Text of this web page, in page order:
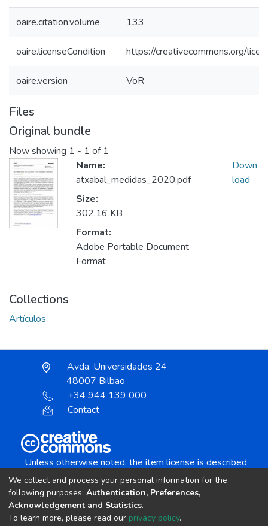
oaire.citation.volume 133
oaire.licenseCondition https://creativecommons.org/
oaire.version VoR
Files
Original bundle
Now showing 1 - 1 of 1
Name:
atxabal_medidas_2020.pdf
Size:
302.16 KB
Format:
Adobe Portable Document
Format
Down
load
Collections
Artículos
Avda. Universidades 24
48007 Bilbao
+34 944 139 000
Contact
Unless otherwise noted, the item license is described
Creative Commons Attribution-NonCommercial-
We collect and process your personal information for the
following purposes: Authentication, Preferences,
Acknowledgement and Statistics.
To learn more, please read our privacy policy.